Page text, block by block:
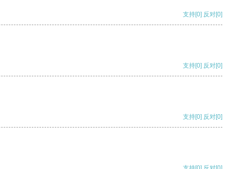
支持[0] 反对[0]
支持[0] 反对[0]
支持[0] 反对[0]